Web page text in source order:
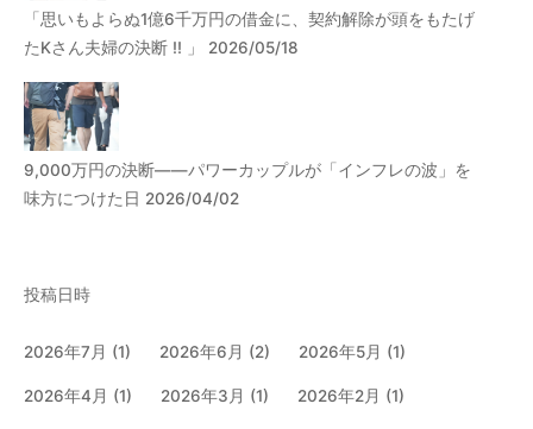
「思いもよらぬ1億6千万円の借金に、契約解除が頭をもたげ
たKさん夫婦の決断 !! 」 2026/05/18
9,000万円の決断――パワーカップルが「インフレの波」を
味方につけた日 2026/04/02
投稿日時
2026年7月 (1) 2026年6月 (2) 2026年5月 (1)
2026年4月 (1) 2026年3月 (1) 2026年2月 (1)